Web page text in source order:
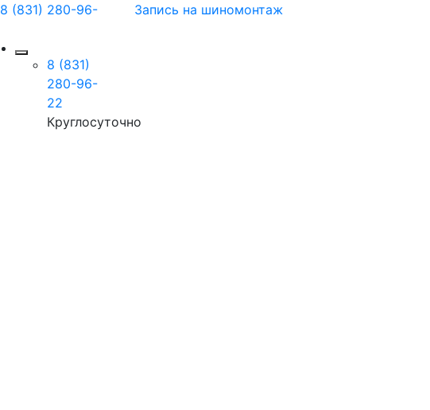
8 (831) 280-96-
8 (831)
280-96-
22
Круглосуточно
Запись на шиномонтаж